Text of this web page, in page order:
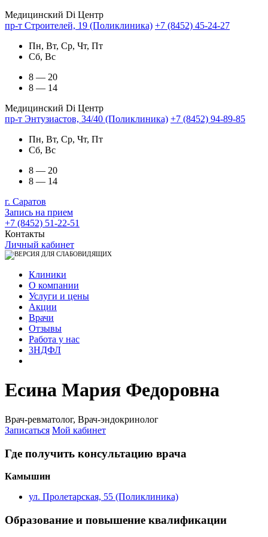
Медицинский Di Центр
пр-т Строителей, 19 (Поликлиника) +7 (8452) 45-24-27
Пн, Вт, Ср, Чт, Пт
Сб, Вс
8 — 20
8 — 14
Медицинский Di Центр
пр-т Энтузиастов, 34/40 (Поликлиника) +7 (8452) 94-89-85
Пн, Вт, Ср, Чт, Пт
Сб, Вс
8 — 20
8 — 14
г. Саратов
Запись на прием
+7 (8452) 51-22-51
Контакты
Личный кабинет
Клиники
О компании
Услуги и цены
Акции
Врачи
Отзывы
Работа у нас
3НДФЛ
Есина Мария Федоровна
Врач-ревматолог, Врач-эндокринолог
Записаться Мой кабинет
Где получить консультацию врача
Камышин
ул. Пролетарская, 55 (Поликлиника)
Образование и повышение квалификации